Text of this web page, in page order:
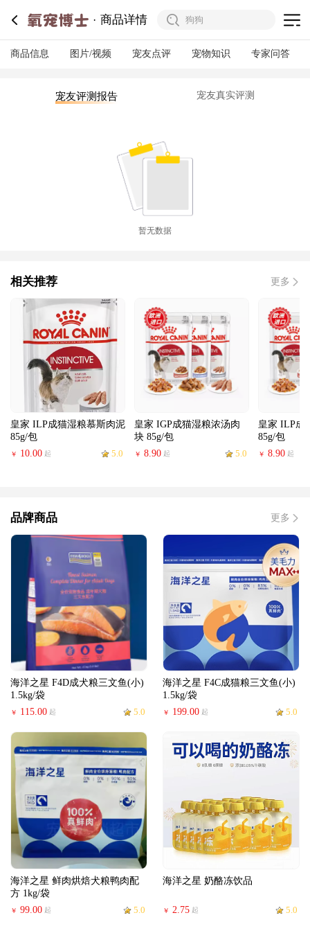
商品详情
商品信息 图片/视频 宠友点评 宠物知识 专家问答
宠友评测报告 宠友真实评测
暂无数据
相关推荐 更多
皇家 ILP成猫湿粮慕斯肉泥
85g/包
￥ 10.00 起 5.0
皇家 IGP成猫湿粮浓汤肉
块 85g/包
￥ 8.90 起 5.0
皇家 ILP成
85g/包
￥ 8.90 起
品牌商品 更多
海洋之星 F4D成犬粮三文鱼(小)
1.5kg/袋
￥ 115.00 起 5.0
海洋之星 F4C成猫粮三文鱼(小)
1.5kg/袋
￥ 199.00 起 5.0
海洋之星 鲜肉烘焙犬粮鸭肉配
方 1kg/袋
￥ 99.00 起 5.0
海洋之星 奶酪冻饮品
￥ 2.75 起 5.0